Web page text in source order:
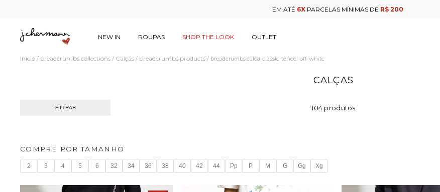
GANHE 10% DE CASHBACKPARA USAR NA SUA PRÓXIMA COMPRA
NEW IN ROUPAS SHOP THE LOOK OUTLET
Início / breadcrumbs.collections / Calças / breadcrumbs.products / breadcrumbs.calca-classic-tencel-off-white
CALÇAS
FILTRAR 104 produtos
COMPRE POR TAMANHO
2 3 4 5 6 32 34 36 38 40 42 44 Pp P M G Gg Xg